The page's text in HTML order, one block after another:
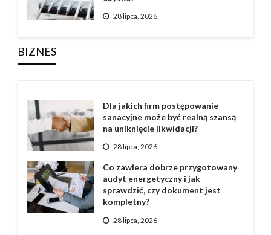
28 lipca, 2026
BIZNES
Dla jakich firm postępowanie
sanacyjne może być realną szansą
na uniknięcie likwidacji?
28 lipca, 2026
Co zawiera dobrze przygotowany
audyt energetyczny i jak
sprawdzić, czy dokument jest
kompletny?
28 lipca, 2026